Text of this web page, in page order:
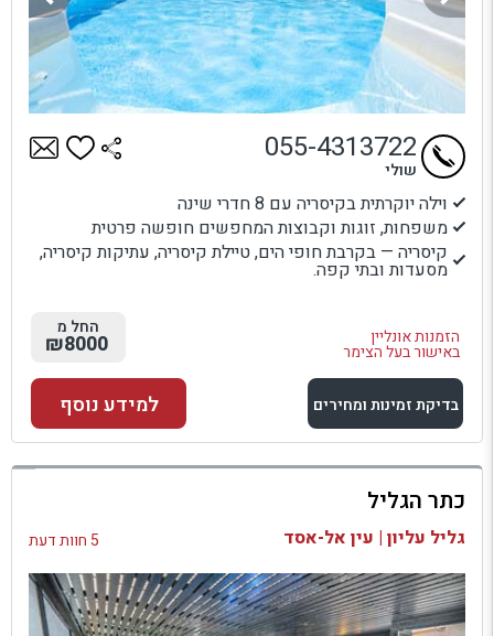
וילה יוקרתית בקיסריה עם 8 חדרי שינה
משפחות, זוגות וקבוצות המחפשים חופשה פרטית
קיסריה — בקרבת חופי הים, טיילת קיסריה, עתיקות קיסריה,
מסעדות ובתי קפה.
הזמנות אונליין
באישור בעל הצימר
055-4313722
שולי
החל מ
₪8000
בדיקת זמינות ומחירים
למתחם זה
בדיקת זמינות ומחירים
למידע נוסף
כתר הגליל
גליל עליון | עין אל-אסד 5 חוות דעת